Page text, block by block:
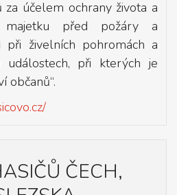
za účelem ochrany života a
před požáry a
při živelních pohromách a
událostech, při kterých je
občanů“.
ČECH,